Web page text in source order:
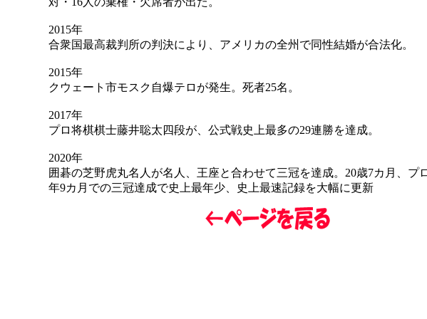
2015年
合衆国最高裁判所の判決により、アメリカの全州で同性結婚が合法化。
2015年
クウェート市モスク自爆テロが発生。死者25名。
2017年
プロ将棋棋士藤井聡太四段が、公式戦史上最多の29連勝を達成。
2020年
囲碁の芝野虎丸名人が名人、王座と合わせて三冠を達成。20歳7カ月、プ
年9カ月での三冠達成で史上最年少、史上最速記録を大幅に更新